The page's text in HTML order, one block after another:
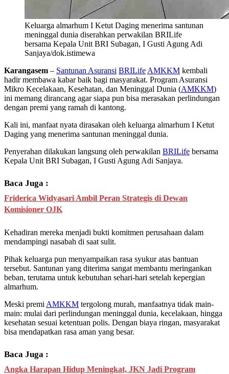
Keluarga almarhum I Ketut Daging menerima santunan
meninggal dunia diserahkan perwakilan BRILife
bersama Kepala Unit BRI Subagan, I Gusti Agung Adi
Sanjaya/dok.istimewa
Karangasem – Santunan Asuransi BRILife AMKKM kembali
hadir membawa kabar baik bagi masyarakat. Program Asuransi
Mikro Kecelakaan, Kesehatan, dan Meninggal Dunia (AMKKM)
ini memang dirancang agar siapa pun bisa merasakan perlindungan
dengan premi yang ramah di kantong.
Kali ini, manfaat nyata dirasakan oleh keluarga almarhum I Ketut
Daging yang menerima santunan meninggal dunia.
Penyerahan dilakukan langsung oleh perwakilan BRILife bersama
Kepala Unit BRI Subagan, I Gusti Agung Adi Sanjaya.
Baca Juga :
Friderica Widyasari Ambil Peran Strategis di Dewan
Komisioner OJK
Kehadiran mereka menjadi bukti komitmen perusahaan dalam
mendampingi nasabah di saat sulit.
Pihak keluarga pun menyampaikan rasa syukur atas bantuan
tersebut. Santunan yang diterima sangat membantu meringankan
beban, terutama untuk kebutuhan sehari-hari setelah kepergian
almarhum.
Meski premi AMKKM tergolong murah, manfaatnya tidak main-
main: mulai dari perlindungan meninggal dunia, kecelakaan, hingga
kesehatan sesuai ketentuan polis. Dengan biaya ringan, masyarakat
bisa mendapatkan rasa aman yang besar.
Baca Juga :
Angka Harapan Hidup Meningkat, JKN Jadi Program